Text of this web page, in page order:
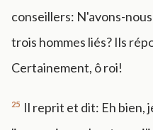
conseillers: N'avons-
trois hommes liés? Ils
Certainement, ô roi!
25 Il reprit et dit: Eh bien,